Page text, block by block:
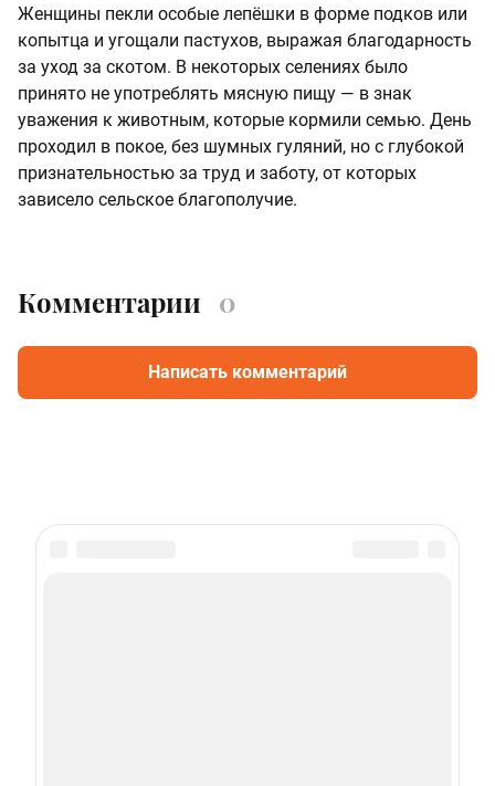
Женщины пекли особые лепёшки в форме подков или
копытца и угощали пастухов, выражая благодарность
за уход за скотом. В некоторых селениях было
принято не употреблять мясную пищу — в знак
уважения к животным, которые кормили семью. День
проходил в покое, без шумных гуляний, но с глубокой
признательностью за труд и заботу, от которых
зависело сельское благополучие.
Комментарии 0
Написать комментарий